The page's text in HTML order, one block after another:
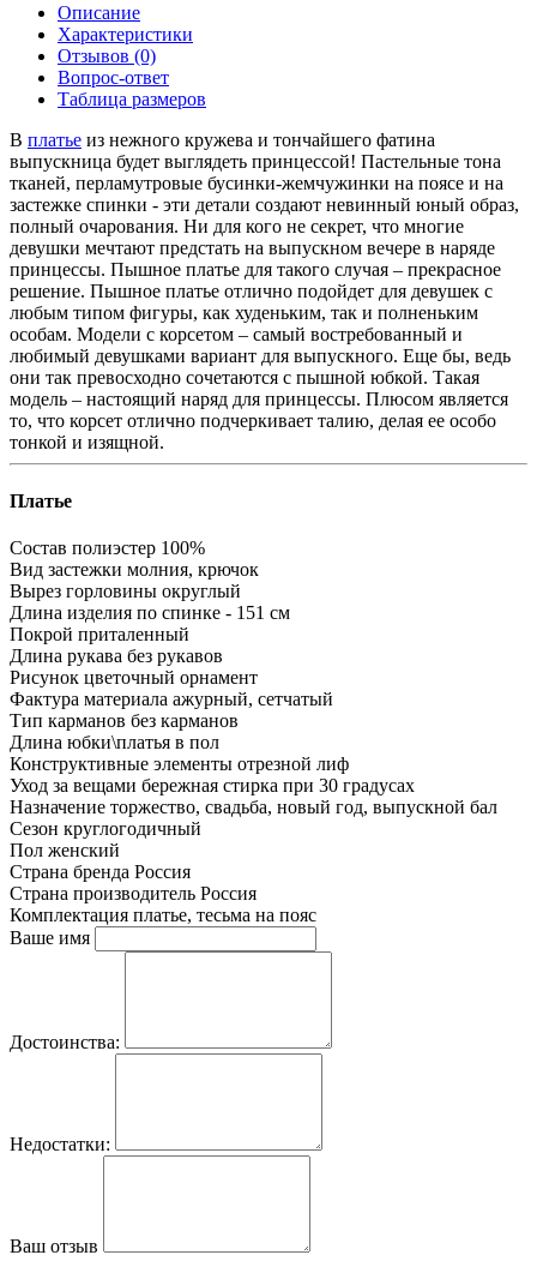
Описание
Характеристики
Отзывов (0)
Вопрос-ответ
Таблица размеров
В платье из нежного кружева и тончайшего фатина
выпускница будет выглядеть принцессой! Пастельные тона
тканей, перламутровые бусинки-жемчужинки на поясе и на
застежке спинки - эти детали создают невинный юный образ,
полный очарования. Ни для кого не секрет, что многие
девушки мечтают предстать на выпускном вечере в наряде
принцессы. Пышное платье для такого случая – прекрасное
решение. Пышное платье отлично подойдет для девушек с
любым типом фигуры, как худеньким, так и полненьким
особам. Модели с корсетом – самый востребованный и
любимый девушками вариант для выпускного. Еще бы, ведь
они так превосходно сочетаются с пышной юбкой. Такая
модель – настоящий наряд для принцессы. Плюсом является
то, что корсет отлично подчеркивает талию, делая ее особо
тонкой и изящной.
Платье
Состав полиэстер 100%
Вид застежки молния, крючок
Вырез горловины округлый
Длина изделия по спинке - 151 см
Покрой приталенный
Длина рукава без рукавов
Рисунок цветочный орнамент
Фактура материала ажурный, сетчатый
Тип карманов без карманов
Длина юбки\платья в пол
Конструктивные элементы отрезной лиф
Уход за вещами бережная стирка при 30 градусах
Назначение торжество, свадьба, новый год, выпускной бал
Сезон круглогодичный
Пол женский
Страна бренда Россия
Страна производитель Россия
Комплектация платье, тесьма на пояс
Ваше имя
Достоинства:
Недостатки:
Ваш отзыв